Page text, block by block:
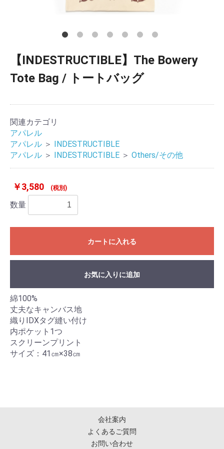
【INDESTRUCTIBLE】The Bowery
Tote Bag / トートバッグ
関連カテゴリ
アパレル
アパレル ＞ INDESTRUCTIBLE
アパレル ＞ INDESTRUCTIBLE ＞ Others/その他
￥3,580 (税別)
数量
カートに入れる
お気に入りに追加
綿100%
丈夫なキャンバス地
織りIDXタグ縫い付け
内ポケット1つ
スクリーンプリント
サイズ：41㎝×38㎝
会社案内
よくあるご質問
お問い合わせ